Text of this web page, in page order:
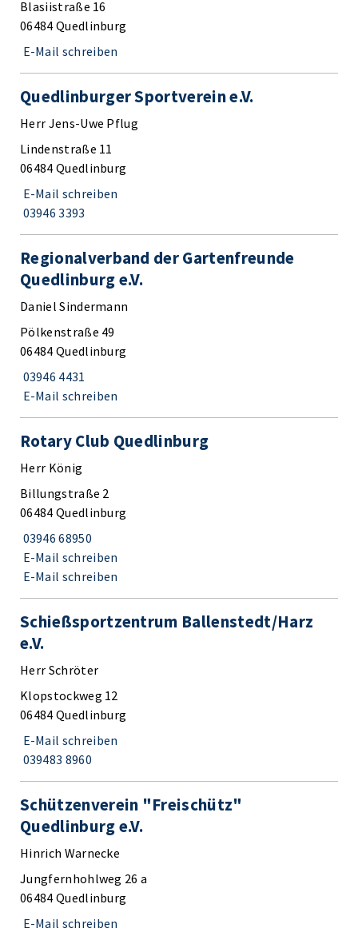
Blasiistraße 16
06484 Quedlinburg
E-Mail schreiben
Quedlinburger Sportverein e.V.
Herr Jens-Uwe Pflug
Lindenstraße 11
06484 Quedlinburg
E-Mail schreiben
03946 3393
Regionalverband der Gartenfreunde
Quedlinburg e.V.
Daniel Sindermann
Pölkenstraße 49
06484 Quedlinburg
03946 4431
E-Mail schreiben
Rotary Club Quedlinburg
Herr König
Billungstraße 2
06484 Quedlinburg
03946 68950
E-Mail schreiben
E-Mail schreiben
Schießsportzentrum Ballenstedt/Harz
e.V.
Herr Schröter
Klopstockweg 12
06484 Quedlinburg
E-Mail schreiben
039483 8960
Schützenverein "Freischütz"
Quedlinburg e.V.
Hinrich Warnecke
Jungfernhohlweg 26 a
06484 Quedlinburg
E-Mail schreiben